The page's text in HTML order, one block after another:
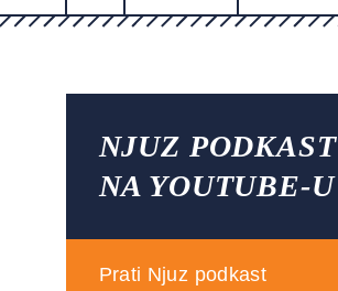
NJUZ PODKAST
NA YOUTUBE-U
Prati Njuz podkast